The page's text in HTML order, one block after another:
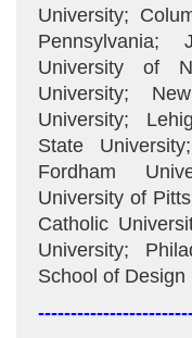
University;
Pennsylvania;
University of
University;
University;
State
Fordham
University of
Catholic
University;
School of Design